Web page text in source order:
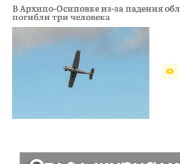
В Архипо-Осиповке из-за падения
погибли три человека